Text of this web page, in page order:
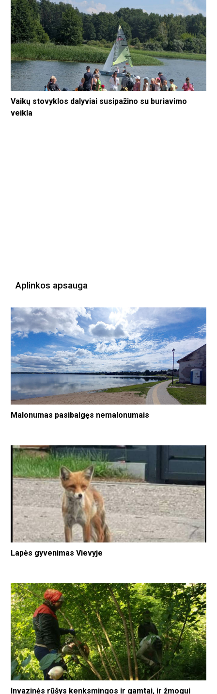
Vaikų stovyklos dalyviai susipažino su buriavimo
veikla
Aplinkos apsauga
Malonumas pasibaigęs nemalonumais
Lapės gyvenimas Vievyje
Invazinės rūšys kenksmingos ir gamtai, ir žmogui